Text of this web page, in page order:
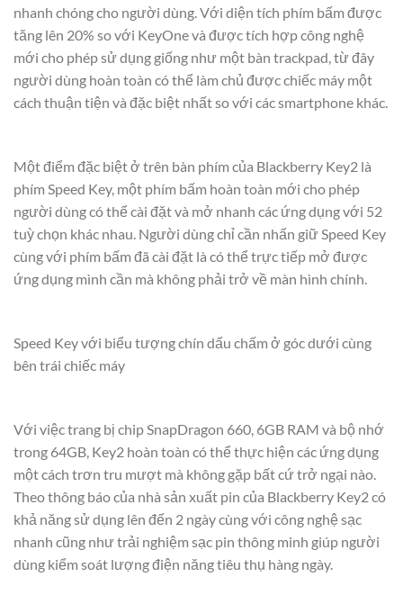
nhanh chóng cho người dùng. Với diện tích phím bấm được
tăng lên 20% so với KeyOne và được tích hợp công nghệ
mới cho phép sử dụng giống như một bàn trackpad, từ đây
người dùng hoàn toàn có thể làm chủ được chiếc máy một
cách thuận tiện và đặc biệt nhất so với các smartphone khác.
Một điểm đặc biệt ở trên bàn phím của Blackberry Key2 là
phím Speed Key, một phím bấm hoàn toàn mới cho phép
người dùng có thể cài đặt và mở nhanh các ứng dụng với 52
tuỳ chọn khác nhau. Người dùng chỉ cần nhấn giữ Speed Key
cùng với phím bấm đã cài đặt là có thể trực tiếp mở được
ứng dụng mình cần mà không phải trở về màn hình chính.
Speed Key với biểu tượng chín dấu chấm ở góc dưới cùng
bên trái chiếc máy
Với việc trang bị chip SnapDragon 660, 6GB RAM và bộ nhớ
trong 64GB, Key2 hoàn toàn có thể thực hiện các ứng dụng
một cách trơn tru mượt mà không gặp bất cứ trở ngại nào.
Theo thông báo của nhà sản xuất pin của Blackberry Key2 có
khả năng sử dụng lên đến 2 ngày cùng với công nghệ sạc
nhanh cũng như trải nghiệm sạc pin thông minh giúp người
dùng kiểm soát lượng điện năng tiêu thụ hàng ngày.